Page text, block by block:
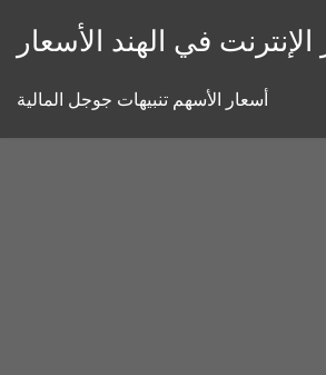
في الهند الأسعار
أسعار الأسهم تنبيهات جوجل المالية